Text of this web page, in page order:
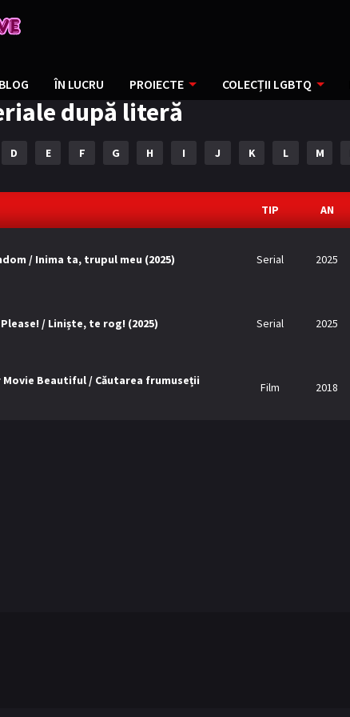
BLOG ÎN LUCRU PROIECTE COLECȚII LGBTQ
după literă
D E F G H I J K L M
TIP AN
/ Inima ta, trupul meu (2025) Serial 2025
/ Liniște, te rog! (2025) Serial 2025
Movie Beautiful / Căutarea frumuseții
Film 2018